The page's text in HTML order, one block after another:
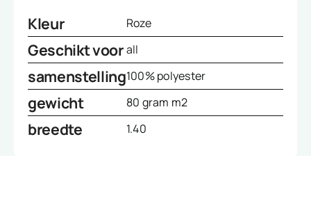
Kleur Roze
Geschikt voorall
samenstelling100% polyester
gewicht 80 gram m2
breedte 1.40